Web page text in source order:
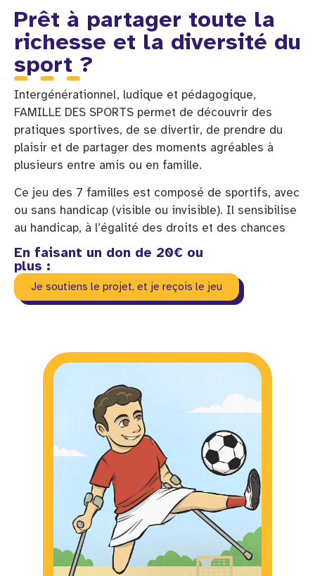
Prêt à partager toute la
richesse et la diversité du
sport ?
Intergénérationnel, ludique et pédagogique,
FAMILLE DES SPORTS permet de découvrir des
pratiques sportives, de se divertir, de prendre du
plaisir et de partager des moments agréables à
plusieurs entre amis ou en famille.
Ce jeu des 7 familles est composé de sportifs, avec
ou sans handicap (visible ou invisible). Il sensibilise
au handicap, à l’égalité des droits et des chances
En faisant un don de 20€ ou
plus :
Je soutiens le projet, et je reçois le jeu